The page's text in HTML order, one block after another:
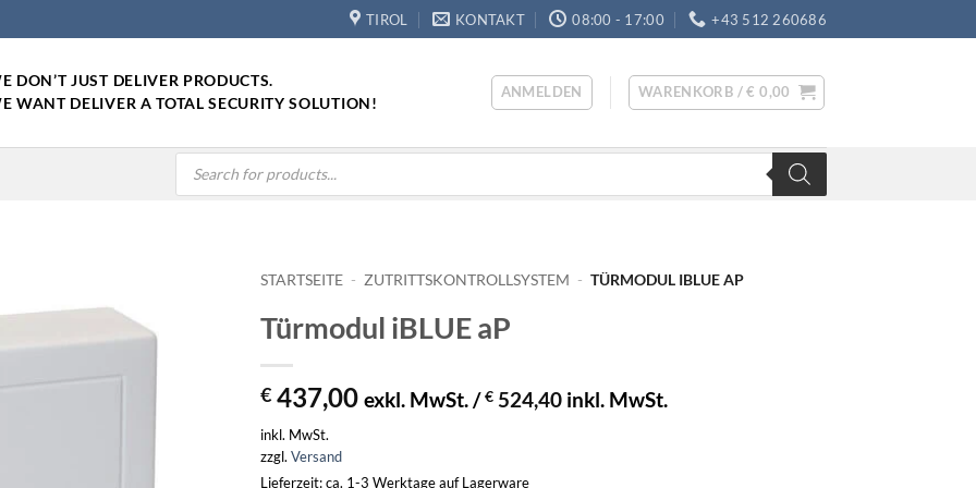
TIROL KONTAKT 08:00 - 17:00 +43 512 260686
DON’T JUST DELIVER PRODUCTS.
WANT DELIVER A TOTAL SECURITY SOLUTION!
ANMELDEN WARENKORB /€ 0,00
Products
search
STARTSEITE - ZUTRITTSKONTROLLSYSTEM - TÜRMODUL IBLUE AP
Türmodul iBLUE aP
€ 437,00 exkl. MwSt. /€ 524,40 inkl. MwSt.
inkl. MwSt.
zzgl. Versand
Lieferzeit: ca. 1-3 Werktage auf Lagerware